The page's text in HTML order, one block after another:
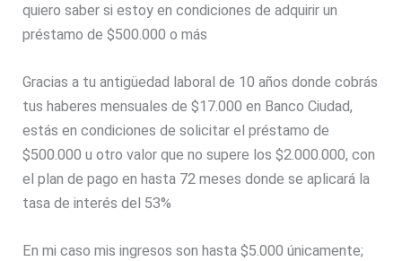
quiero saber si estoy en condiciones de adquirir un
préstamo de $500.000 o más
Gracias a tu antigüedad laboral de 10 años donde cobrás
tus haberes mensuales de $17.000 en Banco Ciudad,
estás en condiciones de solicitar el préstamo de
$500.000 u otro valor que no supere los $2.000.000, con
el plan de pago en hasta 72 meses donde se aplicará la
tasa de interés del 53%
En mi caso mis ingresos son hasta $5.000 únicamente;